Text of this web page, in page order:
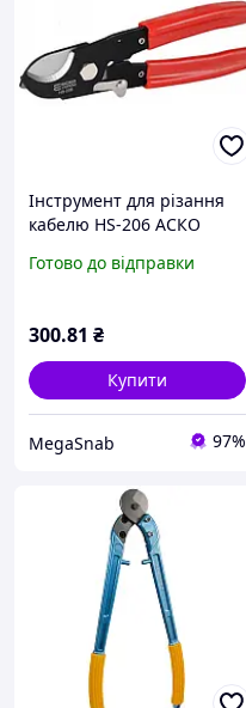
Інструмент для різання
кабелю HS-206 АСКО
Готово до відправки
300.81 ₴
Купити
MegaSnab 97%